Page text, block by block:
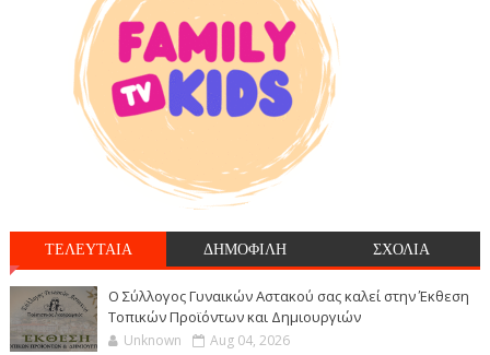
ΤΕΛΕΥΤΑΙΑ ΔΗΜΟΦΙΛΗ ΣΧΟΛΙΑ
Ο Σύλλογος Γυναικών Αστακού σας καλεί στην Έκθεση
Τοπικών Προϊόντων και Δημιουργιών
Unknown Aug 04, 2026